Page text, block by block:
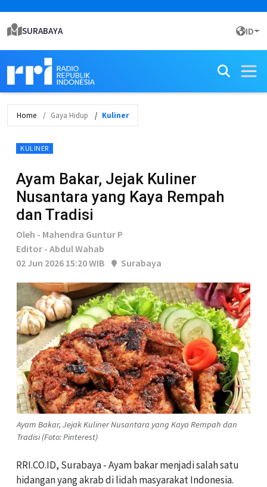
SURABAYA ID
Home Gaya Hidup Kuliner
KULINER
Ayam Bakar, Jejak Kuliner
Nusantara yang Kaya Rempah
dan Tradisi
Oleh - Mahendra Guntur P
Editor - Abdul Wahab
02 Jun 2026 15:20 WIB
Surabaya
Ayam Bakar, Jejak Kuliner Nusantara yang Kaya Rempah dan
Tradisi (Foto: Pinterest)
RRI.CO.ID, Surabaya - Ayam bakar menjadi salah satu
hidangan yang akrab di lidah masyarakat Indonesia.